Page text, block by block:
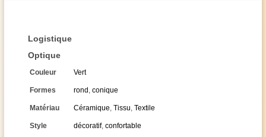
Logistique
Optique
Couleur Vert
Formes rond , conique
Matériau Céramique, Tissu, Textile
Style décoratif, confortable